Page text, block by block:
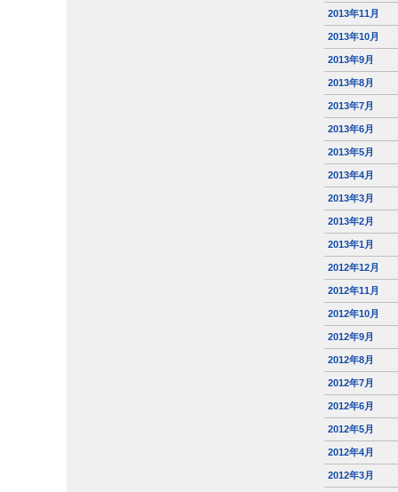
2013年11月
2013年10月
2013年9月
2013年8月
2013年7月
2013年6月
2013年5月
2013年4月
2013年3月
2013年2月
2013年1月
2012年12月
2012年11月
2012年10月
2012年9月
2012年8月
2012年7月
2012年6月
2012年5月
2012年4月
2012年3月